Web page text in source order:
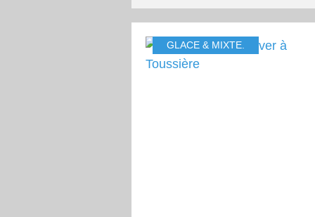
GLACE & MIXTE.